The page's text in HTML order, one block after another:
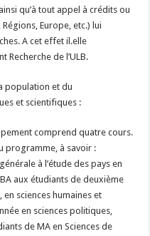
qu’à tout appel à crédits ou
Europe, etc.) lui
A cet effet il.elle
Recherche de l’ULB.
population et du
et scientifiques :
comprend quatre cours.
programme, à savoir :
à l’étude des pays en
aux étudiants de deuxième
sciences humaines et
en sciences politiques,
de MA en Sciences de